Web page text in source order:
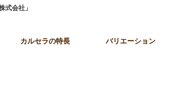
式会社」
カルセラの特長 バリエーション